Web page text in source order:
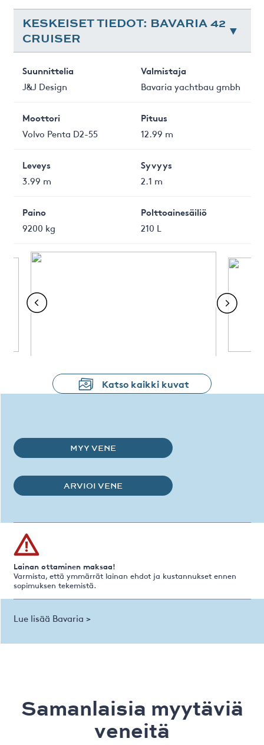
KESKEISET TIEDOT: BAVARIA 42
CRUISER
Suunnittelia
J&J Design
Valmistaja
Bavaria yachtbau gmbh
Moottori
Volvo Penta D2-55
Pituus
12.99 m
Leveys
3.99 m
Syvyys
2.1 m
Paino
9200 kg
Polttoainesäiliö
210 L
Katso kaikki kuvat
MYY VENE
ARVIOI VENE
Lainan ottaminen maksaa!
Varmista, että ymmärrät lainan ehdot ja kustannukset ennen
sopimuksen tekemistä.
Lue lisää Bavaria >
Samanlaisia ​​myytäviä
veneitä